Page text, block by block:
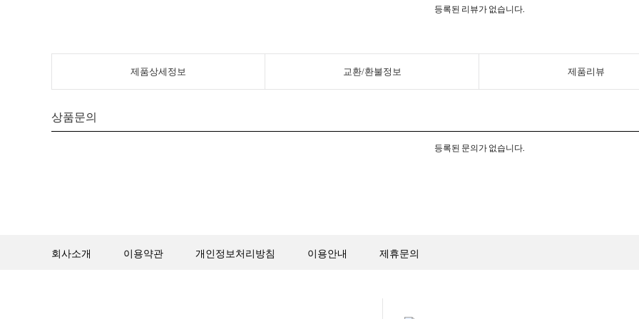
등록된 리뷰가 없습니다.
제품상세정보 교환/환불정보 제품리뷰
상품문의
등록된 문의가 없습니다.
회사소개 이용약관 개인정보처리방침 이용안내 제휴문의